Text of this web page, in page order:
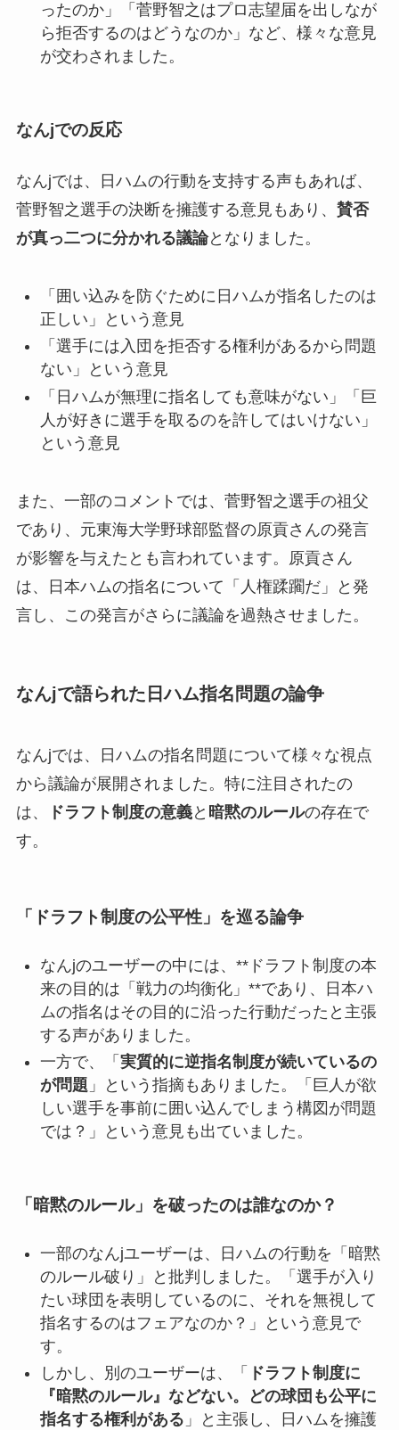
ったのか」「菅野智之はプロ志望届を出しなが
ら拒否するのはどうなのか」など、様々な意見
が交わされました。
なんjでの反応
なんjでは、日ハムの行動を支持する声もあれば、
菅野智之選手の決断を擁護する意見もあり、 賛否
が真っ二つに分かれる議論となりました。
「囲い込みを防ぐために日ハムが指名したのは
正しい」という意見
「選手には入団を拒否する権利があるから問題
ない」という意見
「日ハムが無理に指名しても意味がない」「巨
人が好きに選手を取るのを許してはいけない」
という意見
また、一部のコメントでは、菅野智之選手の祖父
であり、元東海大学野球部監督の原貢さんの発言
が影響を与えたとも言われています。原貢さん
は、日本ハムの指名について「人権蹂躙だ」と発
言し、この発言がさらに議論を過熱させました。
なんjで語られた日ハム指名問題の論争
なんjでは、日ハムの指名問題について様々な視点
から議論が展開されました。特に注目されたの
は、
ドラフト制度の意義と 暗黙のルールの存在で
す。
「ドラフト制度の公平性」を巡る論争
なんjのユーザーの中には、**ドラフト制度の本
来の目的は「戦力の均衡化」**であり、日本ハ
ムの指名はその目的に沿った行動だったと主張
する声がありました。
一方で、「 実質的に逆指名制度が続いているの
が問題 」という指摘もありました。「巨人が欲
しい選手を事前に囲い込んでしまう構図が問題
では？」という意見も出ていました。
「暗黙のルール」を破ったのは誰なのか？
一部のなんjユーザーは、日ハムの行動を「暗黙
のルール破り」と批判しました。「選手が入り
たい球団を表明しているのに、それを無視して
指名するのはフェアなのか？」という意見で
す。
しかし、別のユーザーは、「
ドラフト制度に
『暗黙のルール』などない。どの球団も公平に
指名する権利がある 」と主張し、日ハムを擁護